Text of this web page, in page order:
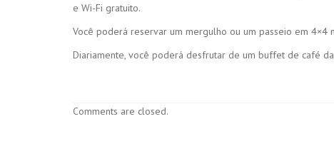
e Wi-Fi gratuito.
Você poderá reservar um mergulho ou um passeio em
Diariamente, você poderá desfrutar de um buffet de café
Comments are closed.